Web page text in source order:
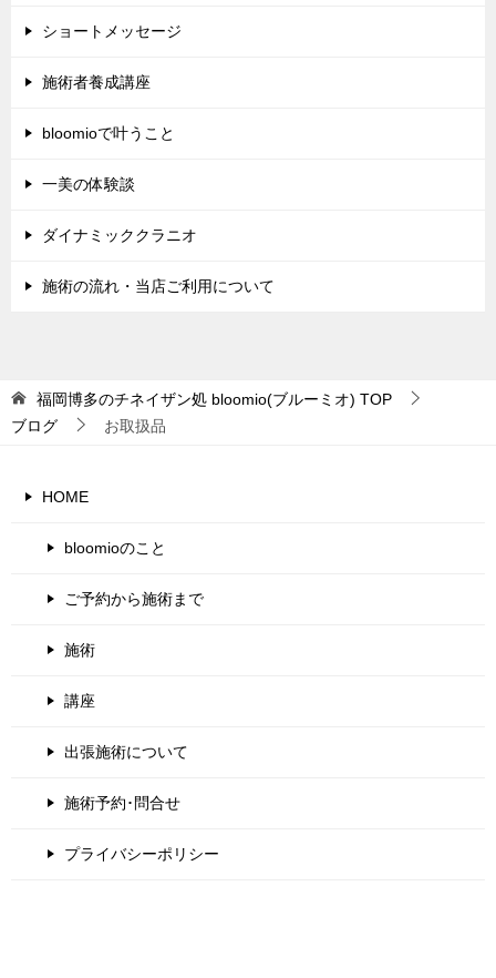
ショートメッセージ
施術者養成講座
bloomioで叶うこと
一美の体験談
ダイナミッククラニオ
施術の流れ・当店ご利用について
福岡博多のチネイザン処 bloomio(ブルーミオ) TOP
ブログ
お取扱品
HOME
bloomioのこと
ご予約から施術まで
施術
講座
出張施術について
施術予約･問合せ
プライバシーポリシー